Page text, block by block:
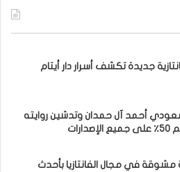
جديدة تكشف أسرار دار أيتام
أحمد آل حمدان وتدشين روايته
مشوقة في مجال الفانتازيا بأحدث